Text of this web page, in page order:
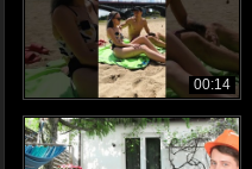
00:14